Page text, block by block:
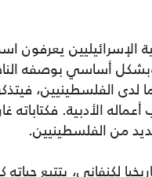
الإسرائيليين يعرفون
أساسي بوصفه
لدى الفلسطينيين،
الأدبية. فكتاباته
من الفلسطينيين.
لكنفاني،